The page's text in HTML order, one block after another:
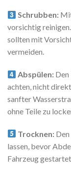
Schrubben:
vorsichtig
sollten mit
vermeiden.
Abspülen:
achten, nicht
sanfter
ohne Teile zu
Trocknen:
lassen, bevor
Fahrzeug